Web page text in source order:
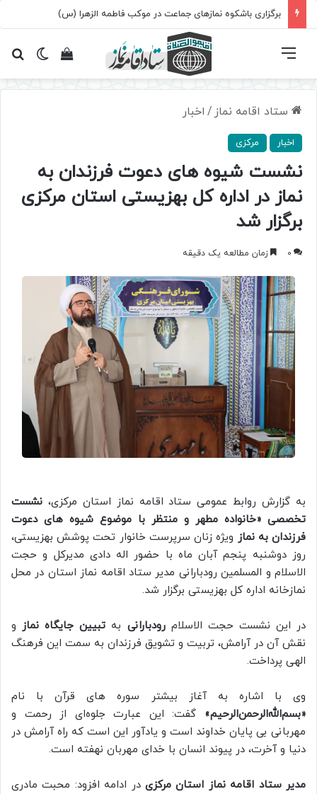
برگزاری باشکوه نمازهای جماعت در موکب فاطمه الزهرا (س)
تغییرمشاهده فهرست
ستاد اقامه نماز / اخبار
اخبار مرکزی
نشست شیوه های دعوت فرزندان به
نماز در اداره کل بهزیستی استان مرکزی
برگزار شد
0 زمان مطالعه یک دقیقه
به گزارش روابط عمومی ستاد اقامه نماز استان مرکزی، نشست
تخصصی «خانواده مطهر و منتظر با موضوع شیوه های دعوت
فرزندان به نماز ویژه زنان سرپرست خانوار تحت پوشش بهزیستی،
روز دوشنبه پنجم آبان ماه با حضور اله دادی مدیرکل و حجت
الاسلام و المسلمین رودبارانی مدیر ستاد اقامه نماز استان در محل
نمازخانه اداره کل بهزیستی برگزار شد.
در این نشست حجت الاسلامرودبارانی به تبیین جایگاه نماز و
نقش آن در آرامش، تربیت و تشویق فرزندان به سمت این فرهنگ
الهی پرداخت.
وی با اشاره به آغاز بیشتر سوره‌ های قرآن با نام
«بسم‌الله‌الرحمن‌الرحیم» گفت: این عبارت جلوه‌ای از رحمت و
مهربانی بی‌ پایان خداوند است و یادآور این است که راه آرامش در
دنیا و آخرت، در پیوند انسان با خدای مهربان نهفته است.
مدیر ستاد اقامه نماز استان مرکزی در ادامه افزود: محبت مادری